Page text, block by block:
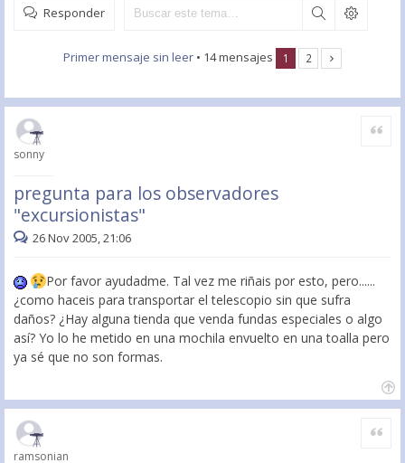
Responder
Primer mensaje sin leer • 14 mensajes 1 2
sonny
pregunta para los observadores
"excursionistas"
Citar
26 Nov 2005, 21:06
Por favor ayudadme. Tal vez me riñais por esto, pero......
¿como haceis para transportar el telescopio sin que sufra
daños? ¿Hay alguna tienda que venda fundas especiales o algo
así? Yo lo he metido en una mochila envuelto en una toalla pero
ya sé que no son formas.
ramsonian
Citar